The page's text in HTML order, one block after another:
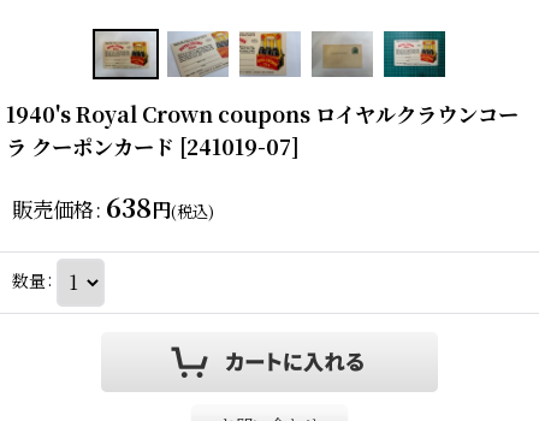
1940's Royal Crown coupons ロイヤルクラウンコー
ラ クーポンカード [241019-07]
販売価格: 638円(税込)
数量: